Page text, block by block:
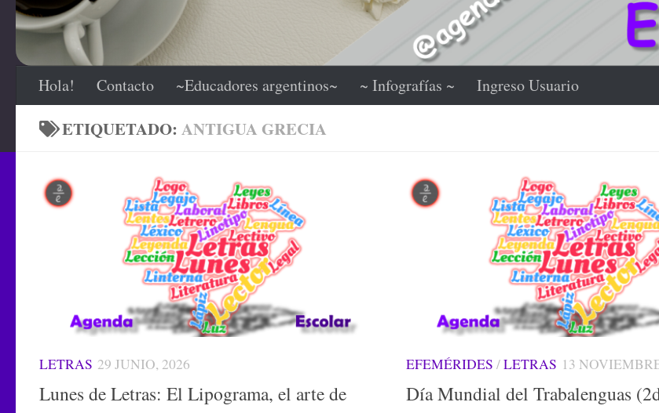
Hola! Contacto ~Educadores argentinos~ ~ Infografías ~ Ingreso Usuario
ETIQUETADO: ANTIGUA GRECIA
LETRAS 29 JUNIO, 2026
Lunes de Letras: El Lipograma, el arte de
EFEMÉRIDES /LETRAS 13
Día Mundial del Trabalenguas